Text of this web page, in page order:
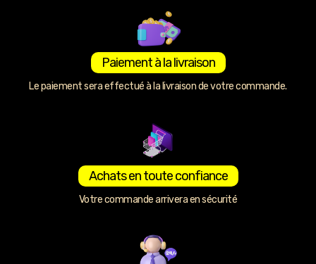
Paiement à la livraison
Le paiement sera effectué à la livraison de votre commande.
Achats en toute confiance
Votre commande arrivera en sécurité